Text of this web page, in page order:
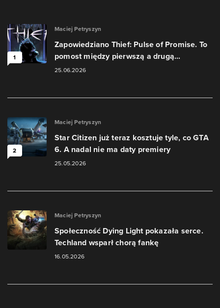
1
Maciej Petryszyn
Zapowiedziano Thief: Pulse of Promise. To
pomost między pierwszą a drugą...
25.06.2026
2
Maciej Petryszyn
Star Citizen już teraz kosztuje tyle, co GTA
6. A nadal nie ma daty premiery
25.05.2026
Maciej Petryszyn
Społeczność Dying Light pokazała serce.
Techland wsparł chorą fankę
16.05.2026